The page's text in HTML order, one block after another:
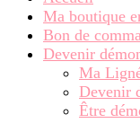
Ma boutique
Bon de
Devenir
Ma
Devenir
Être